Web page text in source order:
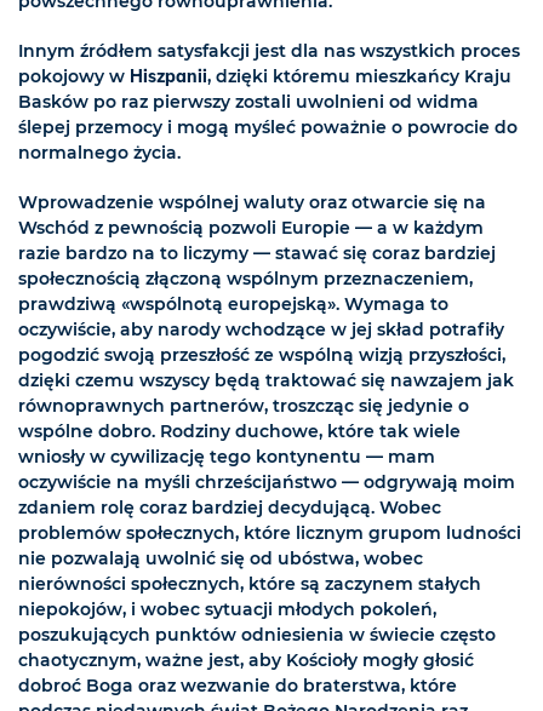
Innym źródłem satysfakcji jest dla nas wszystkich proces
pokojowy w Hiszpanii, dzięki któremu mieszkańcy Kraju
Basków po raz pierwszy zostali uwolnieni od widma
ślepej przemocy i mogą myśleć poważnie o powrocie do
normalnego życia.
Wprowadzenie wspólnej waluty oraz otwarcie się na
Wschód z pewnością pozwoli Europie — a w każdym
razie bardzo na to liczymy — stawać się coraz bardziej
społecznością złączoną wspólnym przeznaczeniem,
prawdziwą «wspólnotą europejską». Wymaga to
oczywiście, aby narody wchodzące w jej skład potrafiły
pogodzić swoją przeszłość ze wspólną wizją przyszłości,
dzięki czemu wszyscy będą traktować się nawzajem jak
równoprawnych partnerów, troszcząc się jedynie o
wspólne dobro. Rodziny duchowe, które tak wiele
wniosły w cywilizację tego kontynentu — mam
oczywiście na myśli chrześcijaństwo — odgrywają moim
zdaniem rolę coraz bardziej decydującą. Wobec
problemów społecznych, które licznym grupom ludności
nie pozwalają uwolnić się od ubóstwa, wobec
nierówności społecznych, które są zaczynem stałych
niepokojów, i wobec sytuacji młodych pokoleń,
poszukujących punktów odniesienia w świecie często
chaotycznym, ważne jest, aby Kościoły mogły głosić
dobroć Boga oraz wezwanie do braterstwa, które